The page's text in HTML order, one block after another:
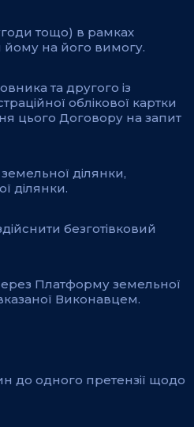
тощо) в рамках
на його вимогу.
та другого із
облікової картки
цього Договору на запит
ділянки,
ділянки.
безготівковий
Платформу земельної
Виконавцем.
до одного претензії щодо